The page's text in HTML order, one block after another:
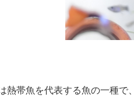
熱帯魚を代表する魚の一種で、